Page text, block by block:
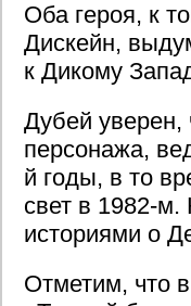
Оба героя, к
Дискейн,
к Дикому
Дубей уверен,
персонажа,
й годы, в то
свет в 1982-м.
историями о
Отметим, что